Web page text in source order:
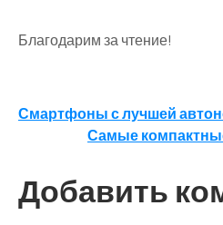
Благодарим за чтение!
Навигация
записям
Смартфоны с лучшей
Самые
Добавить